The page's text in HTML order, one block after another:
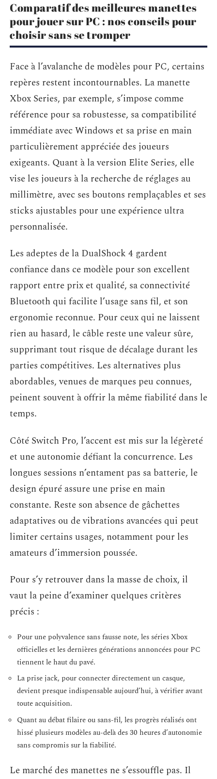
Comparatif des meilleures manettes
pour jouer sur PC : nos conseils pour
choisir sans se tromper
Face à l’avalanche de modèles pour PC, certains
repères restent incontournables. La manette
Xbox Series, par exemple, s’impose comme
référence pour sa robustesse, sa compatibilité
immédiate avec Windows et sa prise en main
particulièrement appréciée des joueurs
exigeants. Quant à la version Elite Series, elle
vise les joueurs à la recherche de réglages au
millimètre, avec ses boutons remplaçables et ses
sticks ajustables pour une expérience ultra
personnalisée.
Les adeptes de la DualShock 4 gardent
confiance dans ce modèle pour son excellent
rapport entre prix et qualité, sa connectivité
Bluetooth qui facilite l’usage sans fil, et son
ergonomie reconnue. Pour ceux qui ne laissent
rien au hasard, le câble reste une valeur sûre,
supprimant tout risque de décalage durant les
parties compétitives. Les alternatives plus
abordables, venues de marques peu connues,
peinent souvent à offrir la même fiabilité dans le
temps.
Côté Switch Pro, l’accent est mis sur la légèreté
et une autonomie défiant la concurrence. Les
longues sessions n’entament pas sa batterie, le
design épuré assure une prise en main
constante. Reste son absence de gâchettes
adaptatives ou de vibrations avancées qui peut
limiter certains usages, notamment pour les
amateurs d’immersion poussée.
Pour s’y retrouver dans la masse de choix, il
vaut la peine d’examiner quelques critères
précis :
Pour une polyvalence sans fausse note, les séries Xbox
officielles et les dernières générations annoncées pour PC
tiennent le haut du pavé.
La prise jack, pour connecter directement un casque,
devient presque indispensable aujourd’hui, à vérifier avant
toute acquisition.
Quant au débat filaire ou sans-fil, les progrès réalisés ont
hissé plusieurs modèles au-delà des 30 heures d’autonomie
sans compromis sur la fiabilité.
Le marché des manettes ne s’essouffle pas. Il